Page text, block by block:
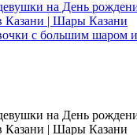
с большим шаром